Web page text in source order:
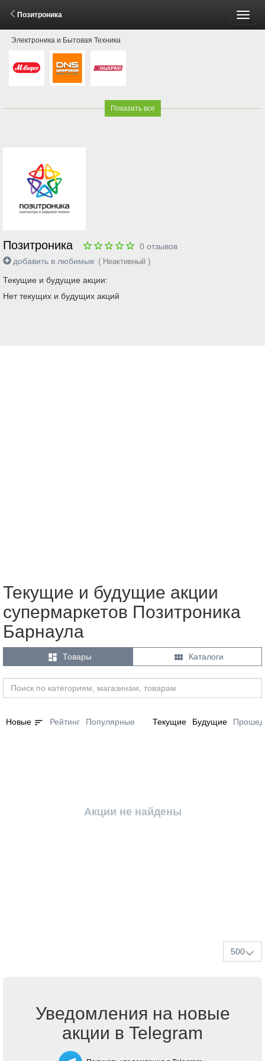
Позитроника
Электроника и Бытовая Техника
Показать все
Позитроника 0 отзывов
добавить в любимые ( Неактивный )
Текущие и будущие акции:
Нет текущих и будущих акций
Текущие и будущие акции
супермаркетов Позитроника
Барнаула
 Товары  Каталоги
Новые sort Рейтинг Популярные Текущие Будущие
Акции не найдены
500
Уведомления на новые
акции в Telegram